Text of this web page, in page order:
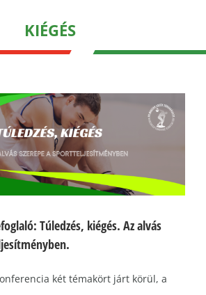
KIÉGÉS
Túledzés, kiégés. Az alvás
két témakört járt körül, a